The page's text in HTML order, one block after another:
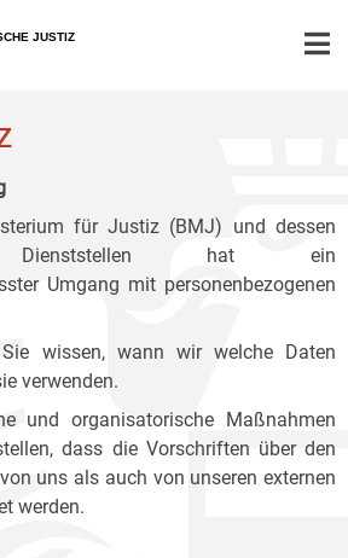
JUSTIZ
für Justiz (BMJ) und dessen
Dienststellen hat ein
Umgang mit personenbezogenen
wissen, wann wir welche Daten
verwenden.
und organisatorische Maßnahmen
dass die Vorschriften über den
uns als auch von unseren externen
werden.